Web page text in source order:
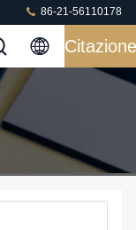
86-21-56110178
Citazione